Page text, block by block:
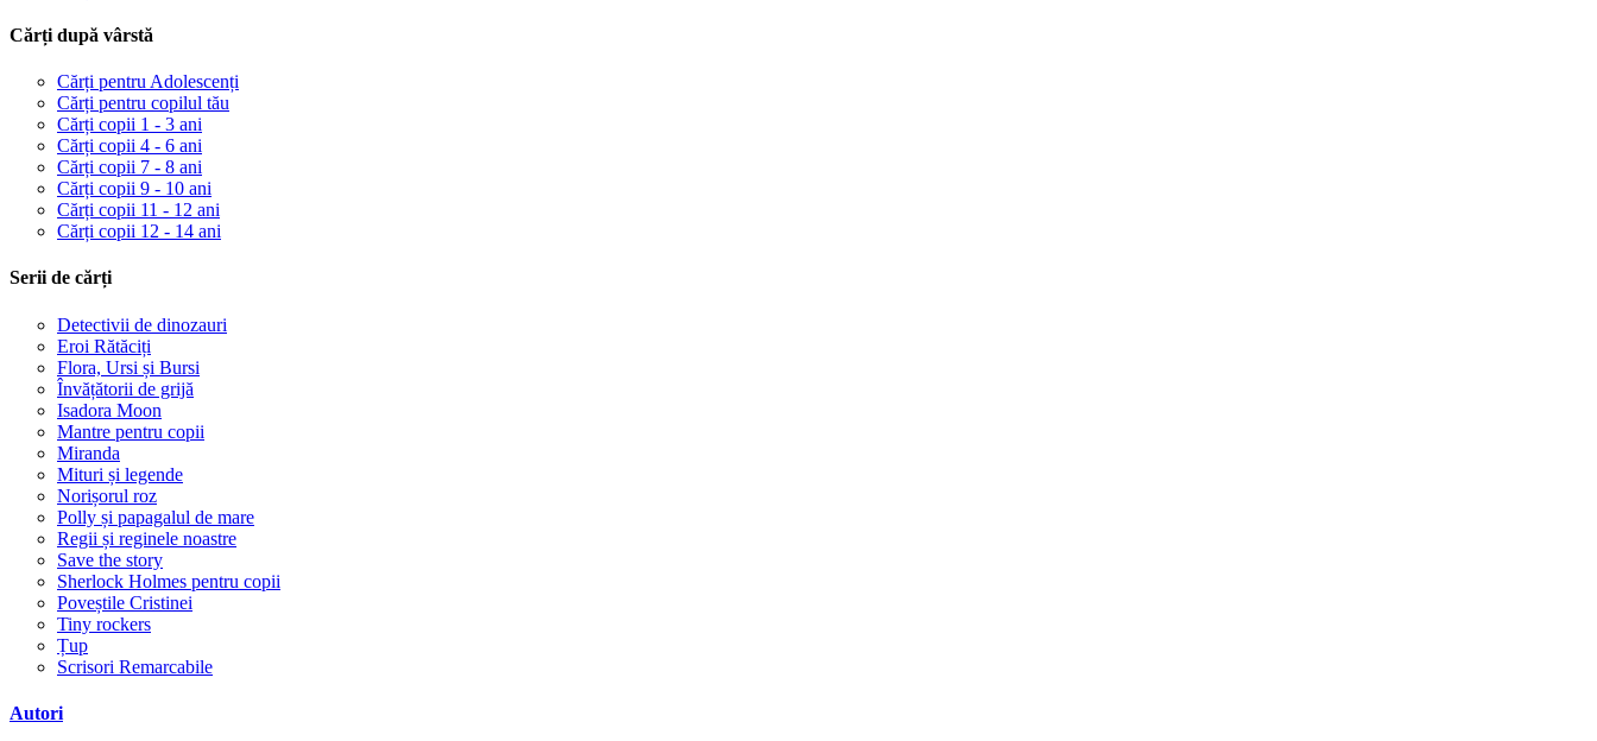
Cărți după vârstă
Cărți pentru Adolescenți
Cărți pentru copilul tău
Cărți copii 1 - 3 ani
Cărți copii 4 - 6 ani
Cărți copii 7 - 8 ani
Cărți copii 9 - 10 ani
Cărți copii 11 - 12 ani
Cărți copii 12 - 14 ani
Serii de cărți
Detectivii de dinozauri
Eroi Rătăciți
Flora, Ursi și Bursi
Învățătorii de grijă
Isadora Moon
Mantre pentru copii
Miranda
Mituri și legende
Norișorul roz
Polly și papagalul de mare
Regii și reginele noastre
Save the story
Sherlock Holmes pentru copii
Poveștile Cristinei
Tiny rockers
Țup
Scrisori Remarcabile
Autori